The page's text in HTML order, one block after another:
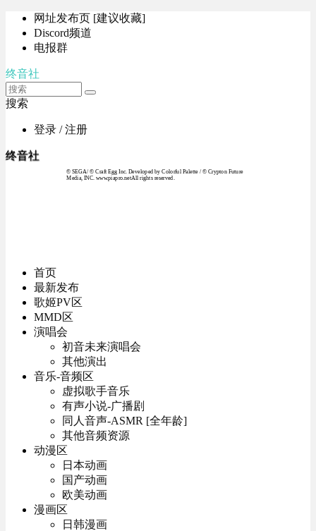
网址发布页 [建议收藏]
Discord频道
电报群
终音社
搜索
登录 / 注册
终音社
© SEGA / © Craft Egg Inc. Developed by Colorful Palette / © Crypton Future
Media, INC. www.piapro.netAll rights reserved.
首页
最新发布
歌姬PV区
MMD区
演唱会
初音未来演唱会
其他演出
音乐-音频区
虚拟歌手音乐
有声小说-广播剧
同人音声-ASMR [全年龄]
其他音频资源
动漫区
日本动画
国产动画
欧美动画
漫画区
日韩漫画